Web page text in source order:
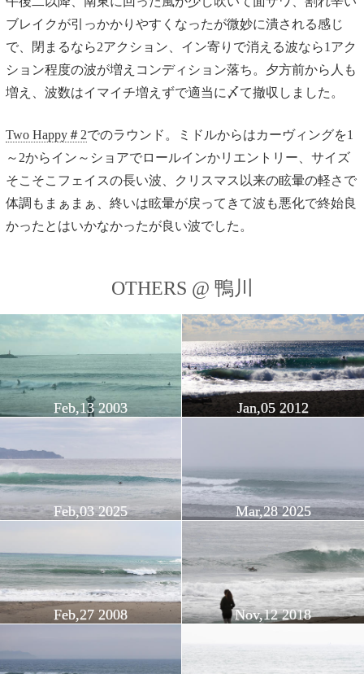
ブレイクが引っかかりやすくなったが微妙に潰される感じ
で、閉まるなら2アクション、イン寄りで消える波なら1アク
ション程度の波が増えコンディション落ち。夕方前から人も
増え、波数はイマイチ増えずで適当に〆て撤収しました。
Two Happy＃2でのラウンド。ミドルからはカーヴィングを1
～2からイン～ショアでロールインかリエントリー、サイズ
そこそこフェイスの長い波、クリスマス以来の眩暈の軽さで
体調もまぁまぁ、終いは眩暈が戻ってきて波も悪化で終始良
かったとはいかなかったが良い波でした。
OTHERS @ 鴨川
Feb,13 2003 Jan,05 2012
Feb,03 2025 Mar,28 2025
Feb,27 2008 Nov,12 2018